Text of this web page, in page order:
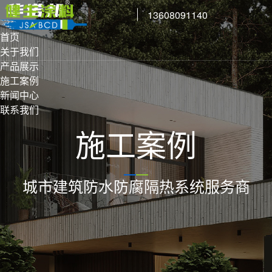
13608091140
首页
关于我们
产品展示
施工案例
新闻中心
联系我们
施工案例
城市建筑防水防腐隔热系统服务商